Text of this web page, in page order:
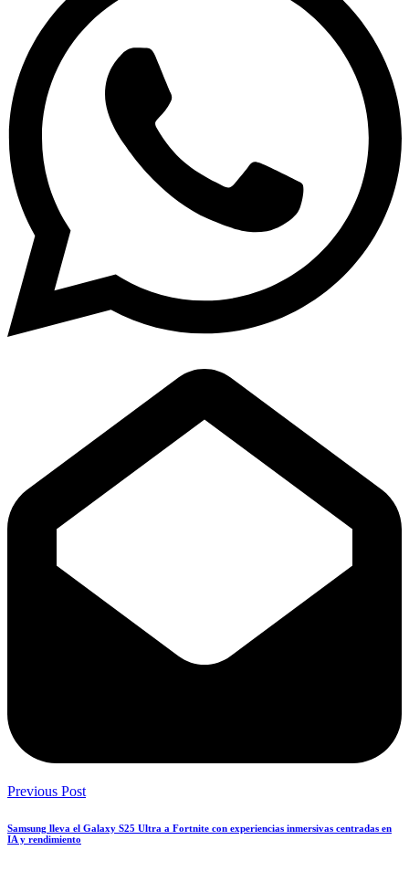
Previous Post
Samsung lleva el Galaxy S25 Ultra a Fortnite con experiencias inmersivas centradas en
IA y rendimiento